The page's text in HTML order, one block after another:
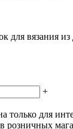
для вязания
+
только для
розничных